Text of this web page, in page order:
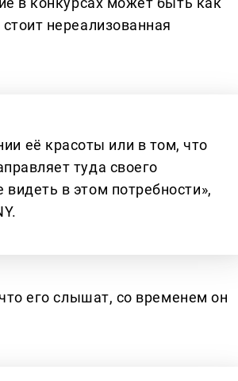
нереализованная
её красоты или в том, что
туда своего
в этом потребности»,
его слышат, со временем он